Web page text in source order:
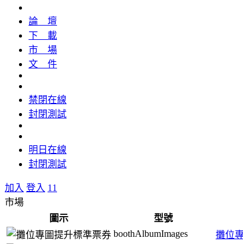
論 壇
下 載
市 場
文 件
禁閉在線
封閉測試
明日在線
封閉測試
加入 登入 11
市場
圖示
型號
boothAlbumImages
攤位